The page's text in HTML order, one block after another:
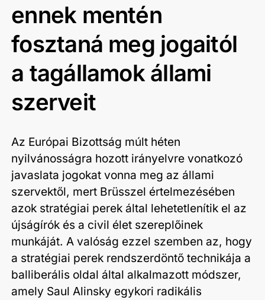
ennek mentén
fosztaná meg jogaitól
a tagállamok állami
szerveit
Az Európai Bizottság múlt héten
nyilvánosságra hozott irányelvre vonatkozó
javaslata jogokat vonna meg az állami
szervektől, mert Brüsszel értelmezésében
azok stratégiai perek által lehetetlenítik el az
újságírók és a civil élet szereplőinek
munkáját. A valóság ezzel szemben az, hogy
a stratégiai perek rendszerdöntő technikája a
balliberális oldal által alkalmazott módszer,
amely Saul Alinsky egykori radikális